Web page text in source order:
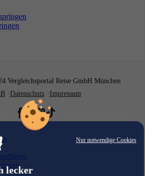
Nur notwendige Cookies
lecker
Vergleichsportal Reise GmbH München
Datenschutz Impressum